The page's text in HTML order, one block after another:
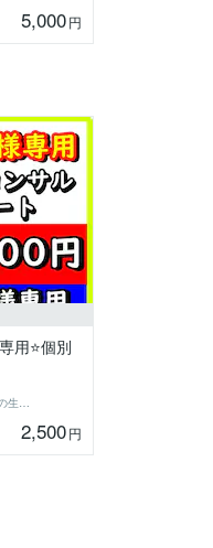
5,000円
用⭐️個別
あずま貴之⭐幸せ自分軸の生き方育成コーチ
2,500円